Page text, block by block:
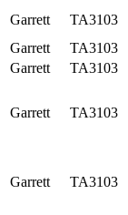
Garrett TA3103
Garrett
TA3103
Garrett
TA3103
Garrett TA3103
Garrett TA3103